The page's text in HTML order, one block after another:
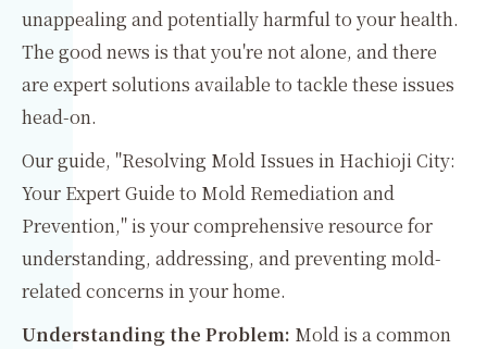
unappealing and potentially harmful to your health.
The good news is that you're not alone, and there
are expert solutions available to tackle these issues
head-on.
Our guide, "Resolving Mold Issues in Hachioji City:
Your Expert Guide to Mold Remediation and
Prevention," is your comprehensive resource for
understanding, addressing, and preventing mold-
related concerns in your home.
Understanding the Problem: Mold is a common